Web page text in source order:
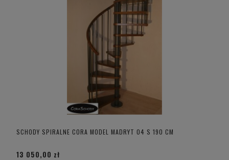
SCHODY SPIRALNE CORA MODEL MADRYT 04 S 190 CM
13 050,00 zł